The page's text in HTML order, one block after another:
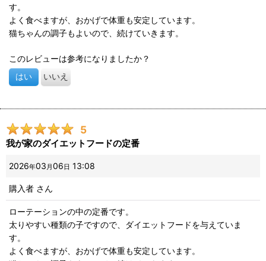
す。
よく食べますが、おかげで体重も安定しています。
猫ちゃんの調子もよいので、続けていきます。
このレビューは参考になりましたか？
はい いいえ
5
我が家のダイエットフードの定番
2026年03 月 06 日 13:08
購入者 さん
ローテーションの中の定番です。
太りやすい種類の子ですので、ダイエットフードを与えていま
す。
よく食べますが、おかげで体重も安定しています。